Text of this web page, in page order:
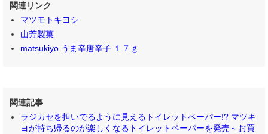
関連リンク
マツモトキヨシ
山芳製菓
matsukiyo うま辛唐辛子 １７ｇ
関連記事
ラジカセを担いでるように見えるトイレットペーパー!? マツキ
ヨが持ち帰るのが楽しくなるトイレットペーパーを発売～お買